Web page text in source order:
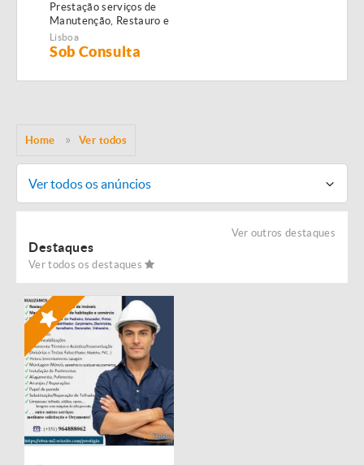
Prestação serviços de
Manutenção, Restauro e
Remodelação de
imóveis!
Lisboa
Sob Consulta
Home Ver todos
Ver todos os anúncios
Ver outros destaques
Destaques
Ver todos os destaques